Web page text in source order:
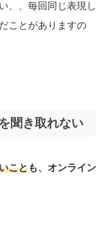
、、毎回同じ表現し
ことがありますの
聞き取れない
ことも、オンライン